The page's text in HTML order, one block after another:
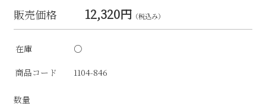
販売価格 12,320円 （税込み）
在庫
○
商品コード
1104-846
数量